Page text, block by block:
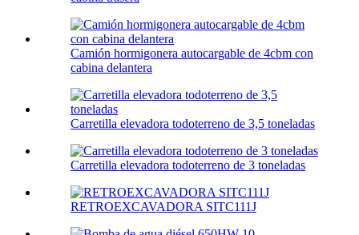
Camión hormigonera autocargable de 4cbm con
cabina delantera
Carretilla elevadora todoterreno de 3,5 toneladas
Carretilla elevadora todoterreno de 3 toneladas
RETROEXCAVADORA SITC111J